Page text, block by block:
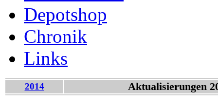
Depotshop
Chronik
Links
2014 Aktualisierungen